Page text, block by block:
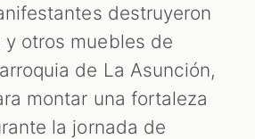
destruyeron
otros muebles de
de La Asunción,
montar una fortaleza
la jornada de